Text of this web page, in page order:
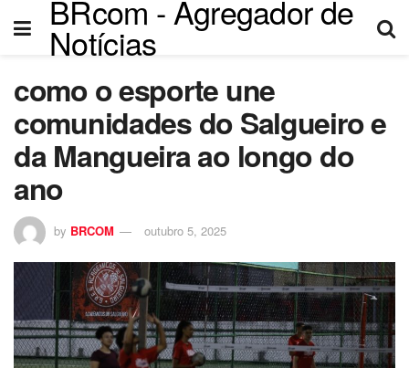
BRcom - Agregador de
Notícias
como o esporte une
comunidades do Salgueiro e
da Mangueira ao longo do
ano
by BRCOM outubro 5, 2025